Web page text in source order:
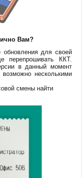
Вам?
для своей
перепрошивать ККТ.
в данный момент
несколькими
смены найти